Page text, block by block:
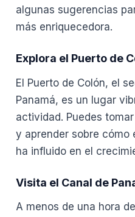
algunas sugerencias
más enriquecedora.
Explora el Puerto de
El Puerto de Colón, el
Panamá, es un lugar
actividad. Puedes
y aprender sobre cómo
ha influido en el
Visita el Canal de
A menos de una hora